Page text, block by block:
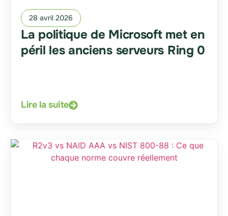
28 avril 2026
La politique de Microsoft met en
péril les anciens serveurs Ring 0
Lire la suite